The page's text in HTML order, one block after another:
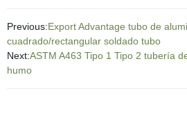
Previous:Export Advantage tubo de
cuadrado/rectangular soldado tubo
Next:ASTM A463 Tipo 1 Tipo 2 tubería
humo